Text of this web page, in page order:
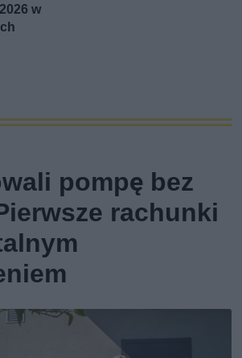
w
pompę bez
rachunki